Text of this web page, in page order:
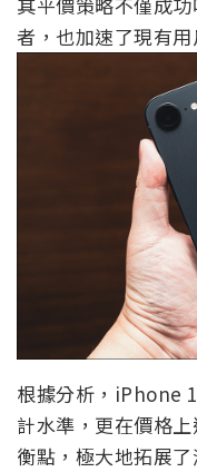
者，也加速了現有用
根據分析，iPhone
計水準，更在價格
衡點，極大地拓展